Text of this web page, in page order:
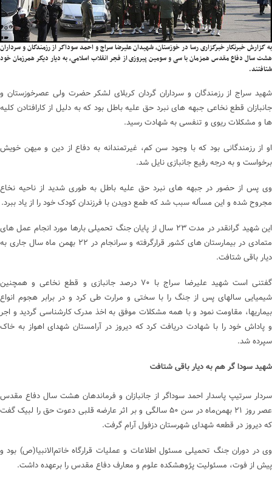
به گزارش خبرنگار خبرگزاری رسا در خوزستان، شهیدان علیرضا سراج و احمد سوداگر از رزمندگان و سرداران
هشت سال دفاع مقدس همزمان با سی و سومین پیروزی از فجر انقلاب اسلامی، به دیار دیگر همرزمان خود
شتافتند.
شهید سراج از رزمندگان و سرداران گردان کربلای لشکر حضرت ولی عصرخوزستان و
جانبازان قطع نخاعی جبهه های نبرد حق علیه باطل بود که به دلیل از کارافتادن کلیه
ها و مشکلات ریوی و تنفسی به شهادت رسید.
او از رزمندگانی بود که با وجود سن کم، غیرتمندانه به دفاع از دین و میهن خویش
برخواست و به درجه رفیع جانبازی نایل شد.
وی پس از حضور در جبهه های نبرد حق علیه باطل به طوری شدید از ناحیه نخاع
مجروح شده و این مسأله سبب شد که طمع دویدن با فرزندان کودک خود را از یاد ببرد.
این شهید گرانقدر در مدت ۲۳ سال از پایان جنگ تحمیلی بارها مورد انجام عمل های
متمادی در بیمارستان های کشور قرارگرفته و سرانجام در ۲۲ بهمن ماه سال جاری به
دیار باقی شتافت.
گفتنی است شهید علیرضا سراج با ۷۰ درصد جانبازی و قطع نخاعی و همچنین
شیمیایی سالهای پس از جنگ را با سختی و مرارت طی کرد و در برابر هجوم انواع
بیماریها، مقاومت نمود و با همه مشکلات موفق به اخذ مدرک کارشناسی گردید و اجر
و پاداش خود را با شهادت دریافت کرد که دیروز در آرامستان شهدای اهواز به خاک
سپرده شد.
شهید سودا گر هم به دیار باقی شتافت
سردار سرتیپ پاسدار احمد سوداگر از جانبازان و فرماندهان هشت سال دفاع مقدس
عصر روز ۲۱ بهمن‌ماه در سن ۵۰ سالگی و بر اثر عارضه قلبی دعوت حق را لبیک گفت
که دیروز در قطعه شهدای شهرستان دزفول آرام گرفت.
وی در دوران جنگ تحمیلی مسئول اطلاعات و عملیات قرارگاه خاتم‌الانبیا(ص) بود و
پیش از فوت، مسئولیت پژوهشکده علوم و معارف دفاع مقدس را برعهده داشت.